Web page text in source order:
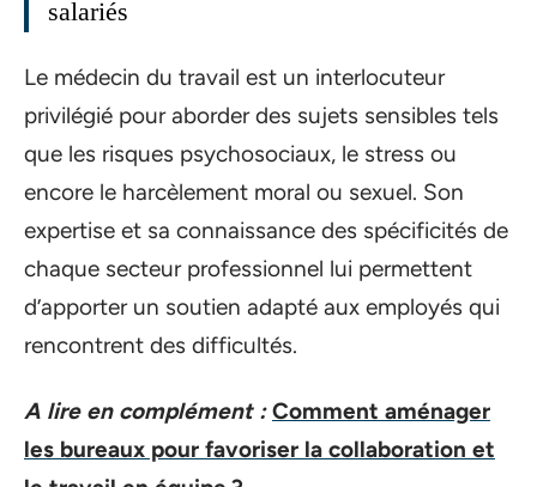
salariés
Le médecin du travail est un interlocuteur
privilégié pour aborder des sujets sensibles tels
que les risques psychosociaux, le stress ou
encore le harcèlement moral ou sexuel. Son
expertise et sa connaissance des spécificités de
chaque secteur professionnel lui permettent
d’apporter un soutien adapté aux employés qui
rencontrent des difficultés.
A lire en complément : Comment aménager
les bureaux pour favoriser la collaboration et